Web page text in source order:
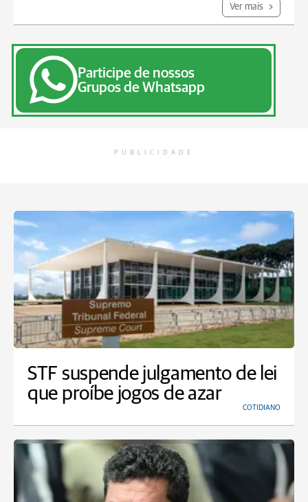
Ver mais
Participe de nossos
Grupos de Whatsapp
PUBLICIDADE
STF suspende julgamento de lei
que proíbe jogos de azar
COTIDIANO